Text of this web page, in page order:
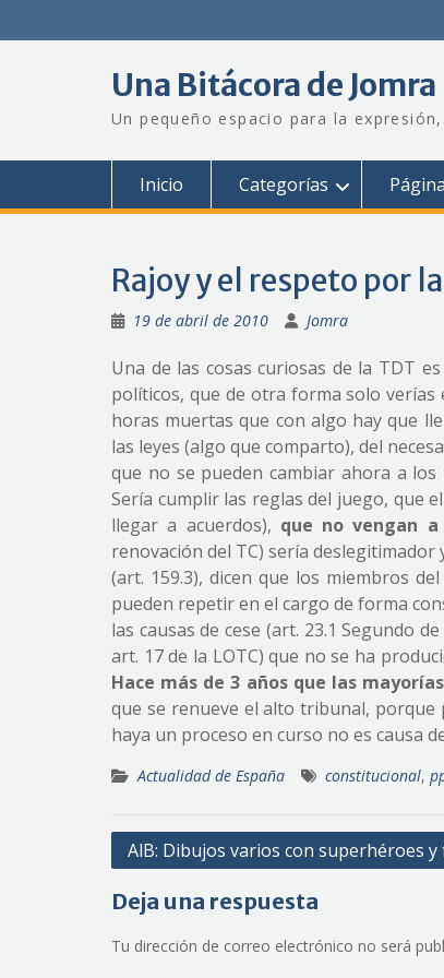
Una Bitácora de Jomra
Un pequeño espacio para la
Inicio Categorías
Rajoy y el respeto por
19 de abril de 2010 Jomra
Una de las cosas curiosas de la TDT
políticos, que de otra forma solo
horas muertas que con algo hay que
las leyes (algo que comparto), del
que no se pueden cambiar ahora a
Sería cumplir las reglas del juego, que
llegar a acuerdos), que no vengan
renovación del TC) sería
(art. 159.3), dicen que los miembros
pueden repetir en el cargo de forma
las causas de cese (art. 23.1 Segundo
art. 17 de la LOTC) que no se ha
Hace más de 3 años que las
que se renueve el alto tribunal, porque
haya un proceso en curso no es causa
Actualidad de España constitucional,
Navegación
entradas
AlB: Dibujos varios con superhéroes y
Deja una respuesta
Tu dirección de correo electrónico no será